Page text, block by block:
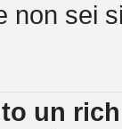
non sei
un